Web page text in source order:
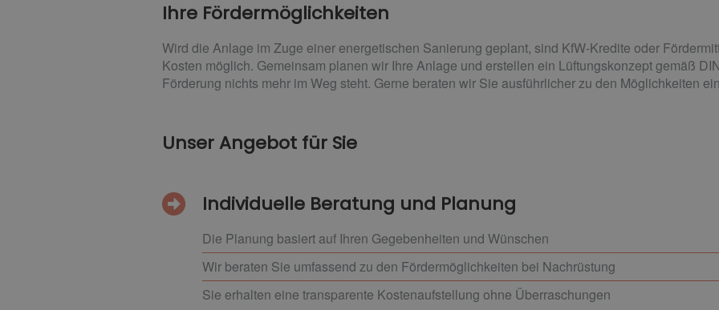
Ihre Fördermöglichkeiten
Wird die Anlage im Zuge einer energetischen Sanierung geplant, sind KfW-Kredite oder
Kosten möglich. Gemeinsam planen wir Ihre Anlage und erstellen ein Lüftungskonzept gemäß
Förderung nichts mehr im Weg steht. Gerne beraten wir Sie ausführlicher zu den Möglichkeiten
Unser Angebot für Sie
Individuelle Beratung und Planung
Die Planung basiert auf Ihren Gegebenheiten und Wünschen
Wir beraten Sie umfassend zu den Fördermöglichkeiten bei Nachrüstung
Sie erhalten eine transparente Kostenaufstellung ohne Überraschungen